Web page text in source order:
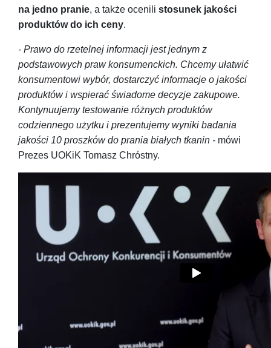
na jedno pranie, a także ocenili stosunek jakości
produktów do ich ceny.
- Prawo do rzetelnej informacji jest jednym z
podstawowych praw konsumenckich. Chcemy ułatwić
konsumentowi wybór, dostarczyć informacje o jakości
produktów i wspierać świadome decyzje zakupowe.
Kontynuujemy testowanie różnych produktów
codziennego użytku i prezentujemy wyniki badania
jakości 10 proszków do prania białych tkanin - mówi
Prezes UOKiK Tomasz Chróstny.